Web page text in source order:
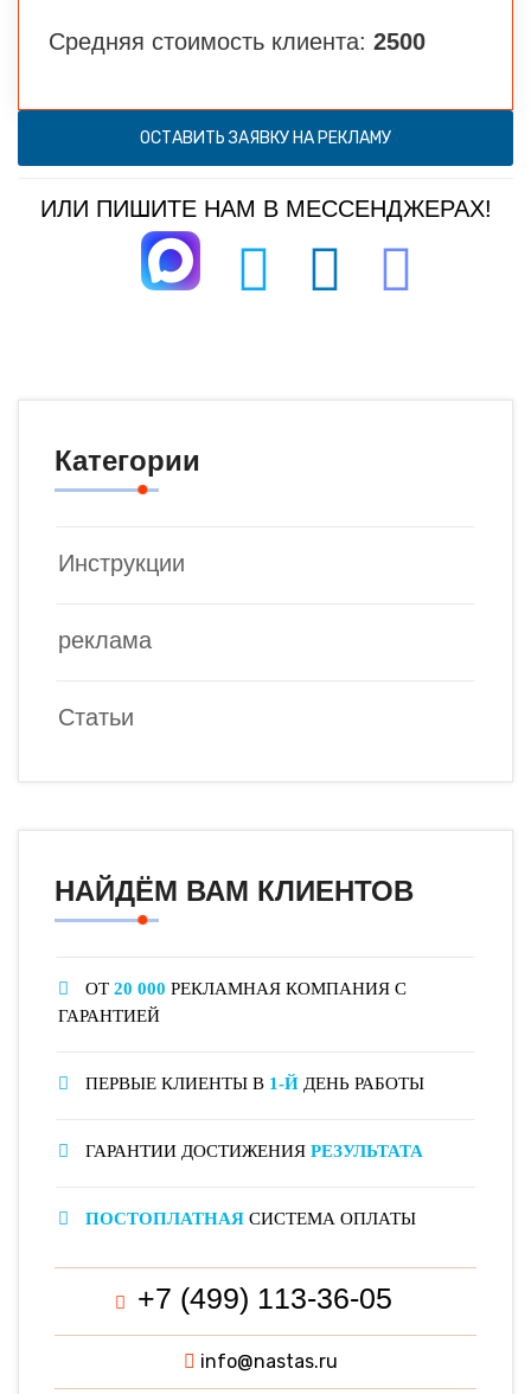
Средняя стоимость клиента: 2500
ОСТАВИТЬ ЗАЯВКУ НА РЕКЛАМУ
ИЛИ ПИШИТЕ НАМ В МЕССЕНДЖЕРАХ!
Категории
Инструкции
реклама
Статьи
НАЙДЁМ ВАМ КЛИЕНТОВ
ОТ 20 000 РЕКЛАМНАЯ КОМПАНИЯ С
ГАРАНТИЕЙ
ПЕРВЫЕ КЛИЕНТЫ В 1-Й ДЕНЬ РАБОТЫ
ГАРАНТИИ ДОСТИЖЕНИЯ РЕЗУЛЬТАТА
ПОСТОПЛАТНАЯ СИСТЕМА ОПЛАТЫ
+7 (499) 113-36-05
info@nastas.ru